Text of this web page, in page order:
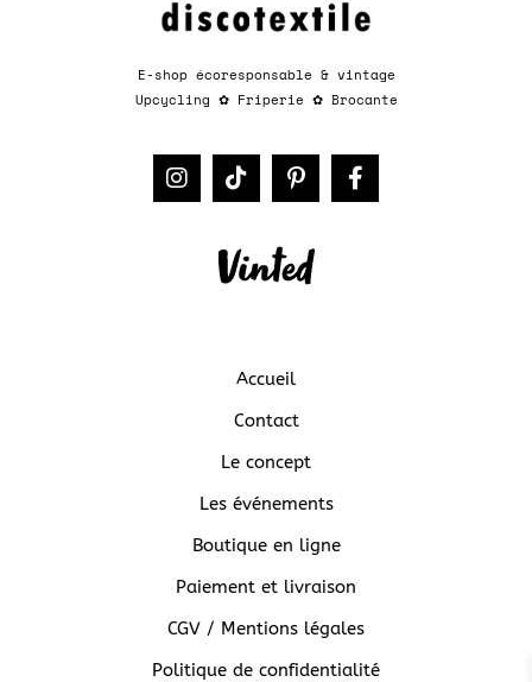
E-shop écoresponsable & vintage
Upcycling ✿Friperie ✿Brocante​​
Accueil
Contact
Le concept
Les événements
Boutique en ligne
Paiement et livraison
CGV / Mentions légales
Politique de confidentialité